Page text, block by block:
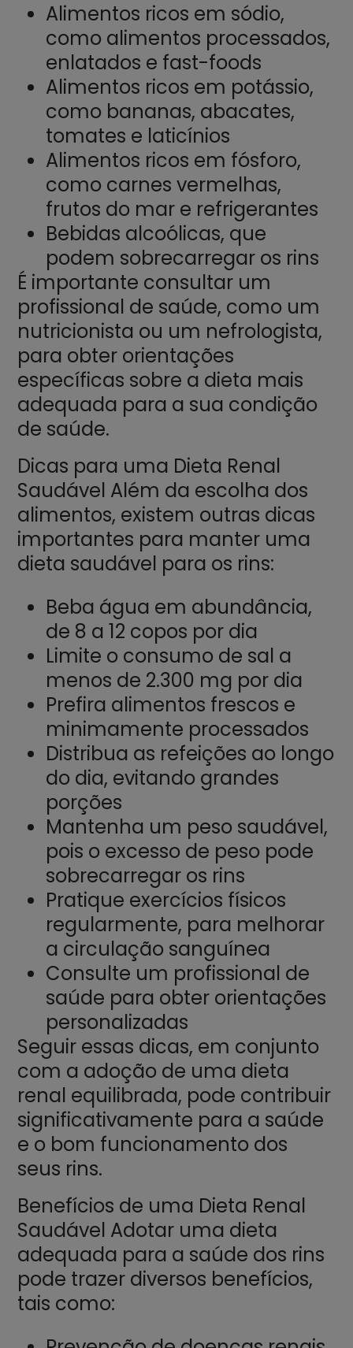
Alimentos ricos em sódio,
como alimentos processados,
enlatados e fast-foods
Alimentos ricos em potássio,
como bananas, abacates,
tomates e laticínios
Alimentos ricos em fósforo,
como carnes vermelhas,
frutos do mar e refrigerantes
Bebidas alcoólicas, que
podem sobrecarregar os rins
É importante consultar um
profissional de saúde, como um
nutricionista ou um nefrologista,
para obter orientações
específicas sobre a dieta mais
adequada para a sua condição
de saúde.
Dicas para uma Dieta Renal
Saudável Além da escolha dos
alimentos, existem outras dicas
importantes para manter uma
dieta saudável para os rins:
Beba água em abundância,
de 8 a 12 copos por dia
Limite o consumo de sal a
menos de 2.300 mg por dia
Prefira alimentos frescos e
minimamente processados
Distribua as refeições ao longo
do dia, evitando grandes
porções
Mantenha um peso saudável,
pois o excesso de peso pode
sobrecarregar os rins
Pratique exercícios físicos
regularmente, para melhorar
a circulação sanguínea
Consulte um profissional de
saúde para obter orientações
personalizadas
Seguir essas dicas, em conjunto
com a adoção de uma dieta
renal equilibrada, pode contribuir
significativamente para a saúde
e o bom funcionamento dos
seus rins.
Benefícios de uma Dieta Renal
Saudável Adotar uma dieta
adequada para a saúde dos rins
pode trazer diversos benefícios,
tais como: